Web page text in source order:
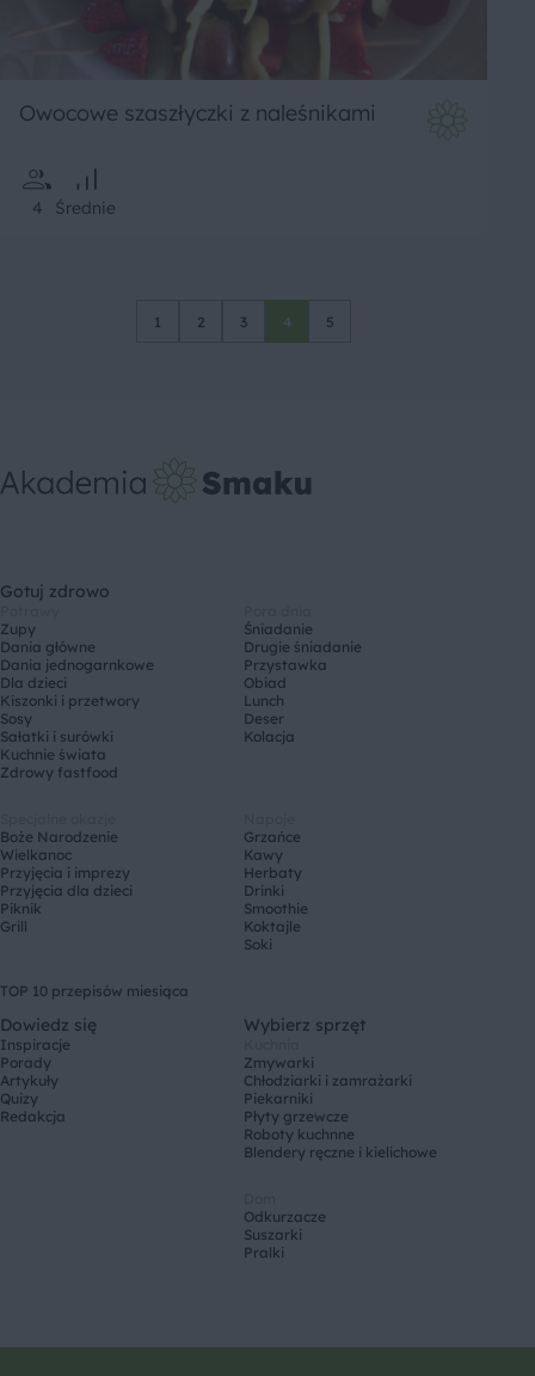
Owocowe szaszłyczki z naleśnikami
4 Średnie
1 2 3 4 5
Gotuj zdrowo
Zupy
Dania główne
Dania jednogarnkowe
Dla dzieci
Kiszonki i przetwory
Sosy
Sałatki i surówki
Kuchnie świata
Zdrowy fastfood
Śniadanie
Drugie śniadanie
Przystawka
Obiad
Lunch
Deser
Kolacja
Boże Narodzenie
Wielkanoc
Przyjęcia i imprezy
Przyjęcia dla dzieci
Piknik
Grill
Grzańce
Kawy
Herbaty
Drinki
Smoothie
Koktajle
Soki
TOP 10 przepisów miesiąca
Dowiedz się
Inspiracje
Porady
Artykuły
Quizy
Redakcja
Wybierz sprzęt
Zmywarki
Chłodziarki i zamrażarki
Piekarniki
Płyty grzewcze
Roboty kuchnne
Blendery ręczne i kielichowe
Odkurzacze
Suszarki
Pralki